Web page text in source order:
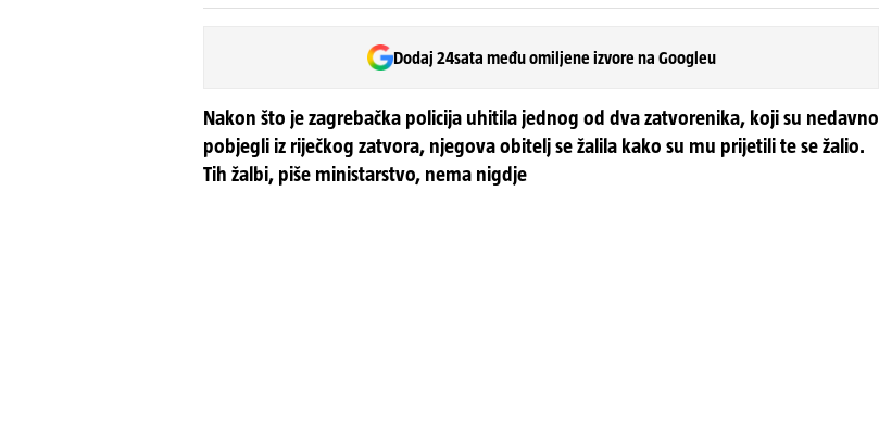
Dodaj 24sata među omiljene izvore na Googleu
Nakon što je zagrebačka policija uhitila jednog od dva zatvorenika, koji su nedavno
pobjegli iz riječkog zatvora, njegova obitelj se žalila kako su mu prijetili te se žalio.
Tih žalbi, piše ministarstvo, nema nigdje